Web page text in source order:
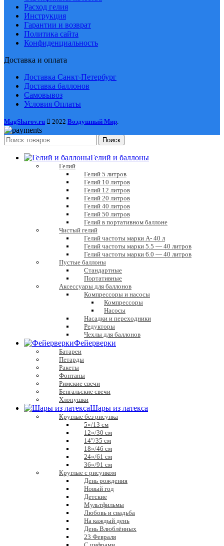
Расход гелия
Инструкция
Гарантии и возврат
Политика сайта
Конфиденциальность
Доставка и оплата
Доставка Санкт-Петербург
Доставка баллонов
Самовывоз
Условия Оплаты
MagSharov.ru 2022 Воздушный Мир
Поиск
Гелий и баллоны
Гелий
Гелий 5 литров
Гелий 10 литров
Гелий 12 литров
Гелий 20 литров
Гелий 40 литров
Гелий 50 литров
Гелий в портативном баллоне
Чистый гелий
Гелий частоты марки А- 40 л
Гелий частоты марки 5.5 — 40 литров
Гелий частоты марки 6.0 — 40 литров
Пустые баллоны
Стандартные
Портативные
Аксессуары для баллонов
Компрессоры и насосы
Компрессоры
Насосы
Насадки и переходники
Редукторы
Чехлы для баллонов
Фейерверки
Батареи
Петарды
Ракеты
Фонтаны
Римские свечи
Бенгальские свечи
Хлопушки
Шары из латекса
Круглые без рисунка
5»/13 см
12»/30 см
14″/35 см
18»/46 см
24»/61 см
36»/91 см
Круглые с рисунком
День рождения
Новый год
Детские
Мультфильмы
Любовь и свадьба
На каждый день
День Влюблённых
23 Февраля